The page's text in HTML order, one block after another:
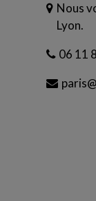
Nous
Lyon.
06 11